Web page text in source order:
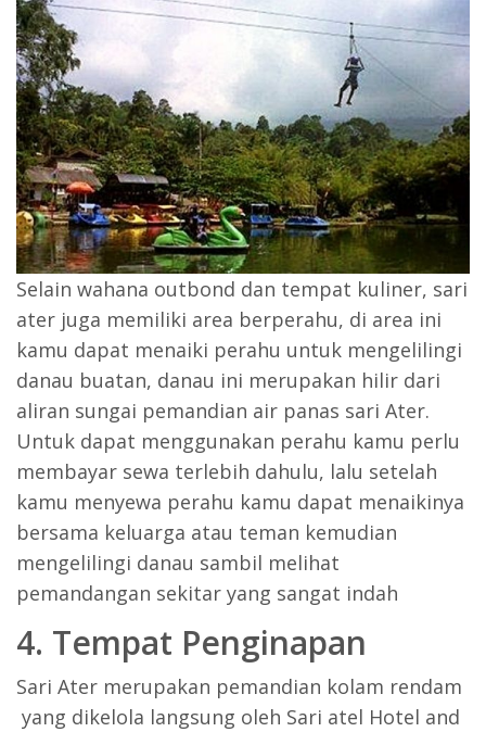
Selain wahana outbond dan tempat kuliner, sari
ater juga memiliki area berperahu, di area ini
kamu dapat menaiki perahu untuk mengelilingi
danau buatan, danau ini merupakan hilir dari
aliran sungai pemandian air panas sari Ater.
Untuk dapat menggunakan perahu kamu perlu
membayar sewa terlebih dahulu, lalu setelah
kamu menyewa perahu kamu dapat menaikinya
bersama keluarga atau teman kemudian
mengelilingi danau sambil melihat
pemandangan sekitar yang sangat indah
4. Tempat Penginapan
Sari Ater merupakan pemandian kolam rendam
yang dikelola langsung oleh Sari atel Hotel and